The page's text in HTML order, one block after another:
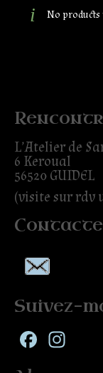
No
L’Atelier de
6 Keroual
56520 GUIDEL
(visite sur rdv
Suivez-